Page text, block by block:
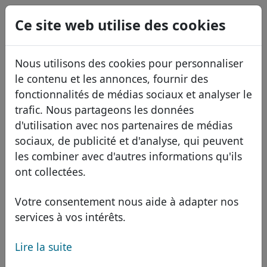
Ce site web utilise des cookies
Nous utilisons des cookies pour personnaliser
le contenu et les annonces, fournir des
fonctionnalités de médias sociaux et analyser le
trafic. Nous partageons les données
d'utilisation avec nos partenaires de médias
sociaux, de publicité et d'analyse, qui peuvent
les combiner avec d'autres informations qu'ils
ont collectées.
Votre consentement nous aide à adapter nos
services à vos intérêts.
Lire la suite
Domaines
Base de données de domaines
Domaines africains
Domaines européens
Domaines nord-américains
Liste des prix
Transférer
Recherche
ID Protect
WHOIS
FAQ
Blog
USD
EUR
GBP
Español
Italiano
Português
Română
Eesti
Domaine .קוֹם -